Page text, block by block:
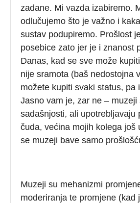
zadane. Mi vazda izabiremo.
odlučujemo što je važno i
sustav podupiremo. Prošlost
posebice zato jer je i znanost
Danas, kad se sve može
nije sramota (baš nedostojna
možete kupiti svaki status, pa
Jasno vam je, zar ne – muzeji
sadašnjosti, ali upotrebljavaju
čuda, većina mojih kolega još
se muzeji bave samo
Muzeji su mehanizmi
moderiranja te promjene (kad